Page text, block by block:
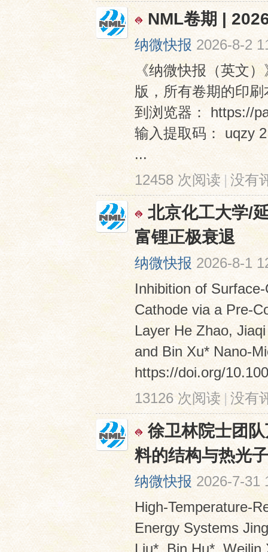
NML卷期 |
纳微快报 2026-8-2
《纳微快报（英文
版，所有卷期的印
到浏览器： https://
输入提取码： uqzy
...
12458 次阅读 | 没有
北京化工大学/
富锂正极衰退
纳微快报 2026-8-1
Inhibition of
Cathode via a Pre-
Layer He Zhao,
and Bin Xu* Nano-
https://doi.org/
13126 次阅读 |没有
徐卫林院士团
料的结构与热光
纳微快报 2026-7-31
High-Temperature-
Energy Systems
Liu*, Bin Hu*,